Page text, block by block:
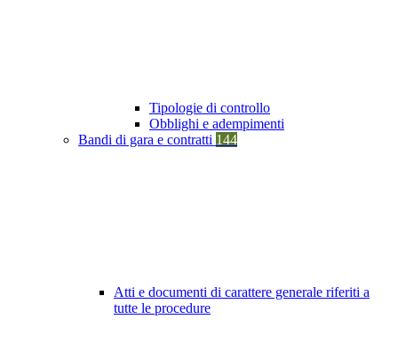
Tipologie di controllo
Obblighi e adempimenti
Bandi di gara e contratti 144
Atti e documenti di carattere generale riferiti a
tutte le procedure